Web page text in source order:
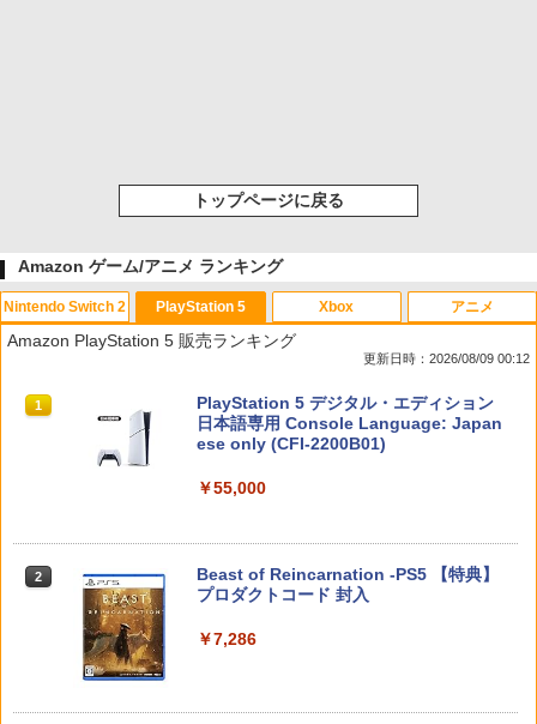
トップページに戻る
Amazon ゲーム/アニメ ランキング
Nintendo Switch 2
1
スプラトゥーン レイダース|オンライン
コード版
2 スプラトゥーン レイダース -Switch2
PlayStation 5
Amazon PlayStation 5 販売ランキング
更新日時：2026/08/09 00:12
1
PlayStation 5 デジタル・エディション
日本語専用 Console Language: Japan
ese only (CFI-2200B01)
￥55,000
2
Beast of Reincarnation -PS5 【特典】
プロダクトコード 封入
￥7,286
Xbox アニメ